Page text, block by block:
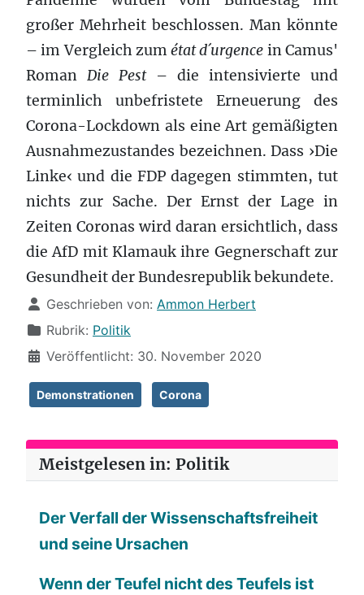
großer Mehrheit beschlossen. Man könnte
– im Vergleich zumétat d´urgence in Camus'
Roman Die Pest– die intensivierte und
terminlich unbefristete Erneuerung des
Corona-Lockdown als eine Art gemäßigten
Ausnahmezustandes bezeichnen. Dass ›Die
Linke‹ und die FDP dagegen stimmten, tut
nichts zur Sache. Der Ernst der Lage in
Zeiten Coronas wird daran ersichtlich, dass
die AfD mit Klamauk ihre Gegnerschaft zur
Gesundheit der Bundesrepublik bekundete.
Details
Geschrieben von: Ammon Herbert
Rubrik: Politik
Veröffentlicht: 30. November 2020
Demonstrationen Corona
Meistgelesen in: Politik
Der Verfall der Wissenschaftsfreiheit
und seine Ursachen
Wenn der Teufel nicht des Teufels ist